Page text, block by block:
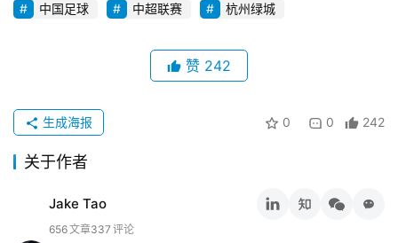
推
&
登录
中国足球 中超联赛 杭州绿城
赞 242
0 0 242
生成海报
关于作者
Jake Tao
656文章337 评论